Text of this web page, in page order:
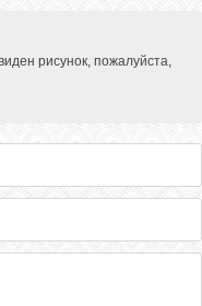
рисунок, пожалуйста,